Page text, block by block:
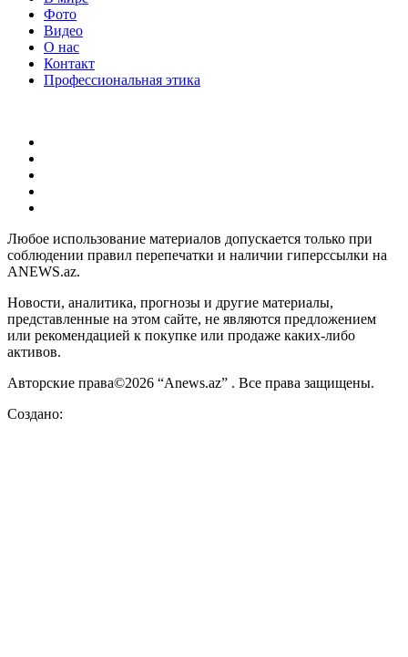
Фото
Видео
О нас
Контакт
Профессиональная этика
Любое использование материалов допускается только при
соблюдении правил перепечатки и наличии гиперссылки на
ANEWS.az.
Новости, аналитика, прогнозы и другие материалы,
представленные на этом сайте, не являются предложением
или рекомендацией к покупке или продаже каких-либо
активов.
Авторские права©2026 “Anews.az” . Все права защищены.
Создано: